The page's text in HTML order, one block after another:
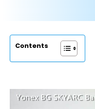
Contents